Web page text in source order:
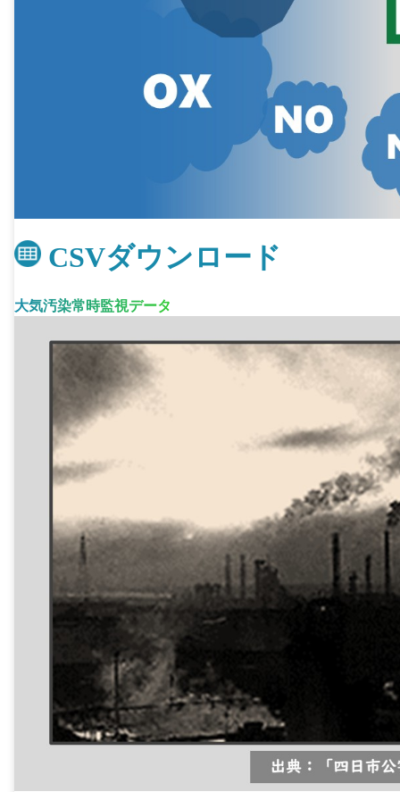
CSVダウンロード
大気汚染常時監視データ